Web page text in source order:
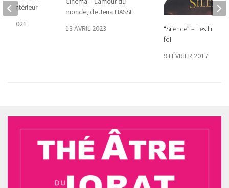
monde, de Jena HASSE
13 AVRIL 2023
“Silence” – Les limites
foi
9 FÉVRIER 2017
l’intérieur
2021